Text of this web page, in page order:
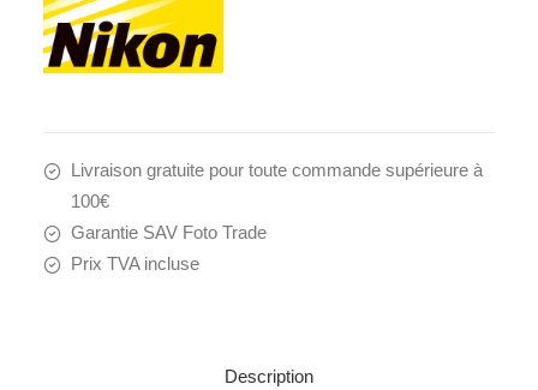
Livraison gratuite pour toute commande supérieure à
100€
Garantie SAV Foto Trade
Prix TVA incluse
Description